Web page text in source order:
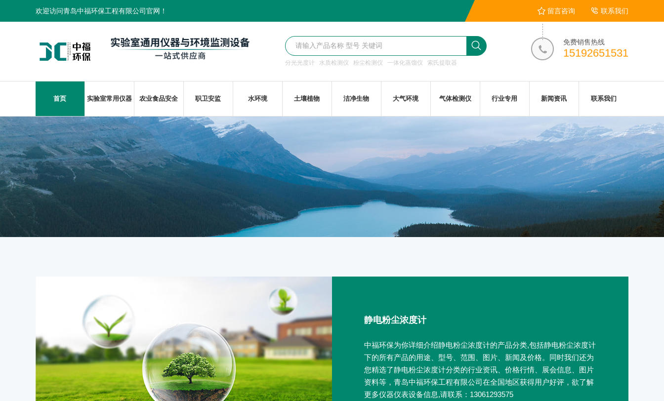
欢迎访问青岛中福环保工程有限公司官网！ 留言咨询 联系我们
分光光度计 水质检测仪 粉尘检测仪 一体化蒸馏仪 索氏提取器
免费销售热线
15192651531
首页 实验室常用仪器 农业食品安全 职卫安监 水环境 土壤植物 洁净生物 大气环境 气体检测仪 行业专用 新闻资讯 联系我们
静电粉尘浓度计
中福环保为你详细介绍静电粉尘浓度计的产品分类,包括静电粉尘浓度计
下的所有产品的用途、型号、范围、图片、新闻及价格。同时我们还为
您精选了静电粉尘浓度计分类的行业资讯、价格行情、展会信息、图片
资料等，青岛中福环保工程有限公司在全国地区获得用户好评，欲了解
更多仪器仪表设备信息,请联系：13061293575